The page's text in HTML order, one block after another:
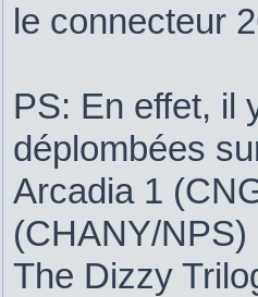
le connecteur
PS: En effet, il
déplombées
Arcadia 1
(CHANY/
The Dizzy